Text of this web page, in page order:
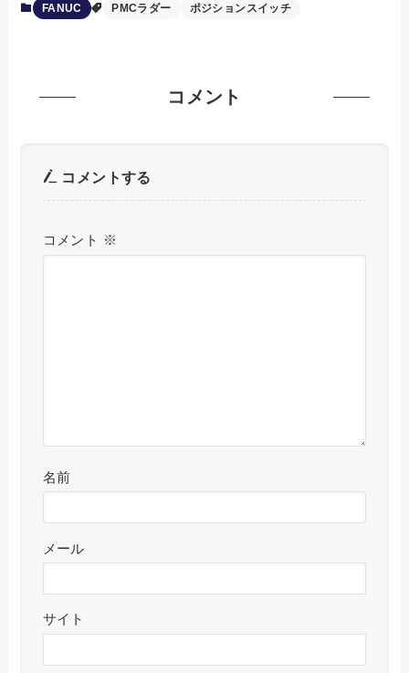
FANUC PMCラダー ポジションスイッチ
コメント
コメントする
コメント ※
名前
メール
サイト